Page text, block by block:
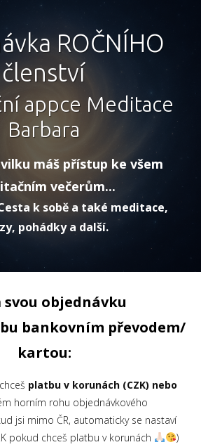
ROČNÍHO
členství
appce Meditace
Barbara
máš přístup ke všem
večerům...
k sobě a také meditace,
pohádky a další.
svou objednávku
bankovním převodem/
kartou:
platbu v korunách (CZK) nebo
horním rohu objednávkového
jsi mimo ČR, automaticky se nastaví
pokud chceš platbu v korunách
)